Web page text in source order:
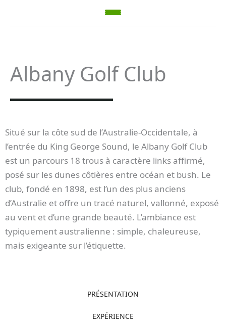
Albany Golf Club
Situé sur la côte sud de l’Australie-Occidentale, à
l’entrée du King George Sound, le Albany Golf Club
est un parcours 18 trous à caractère links affirmé,
posé sur les dunes côtières entre océan et bush. Le
club, fondé en 1898, est l’un des plus anciens
d’Australie et offre un tracé naturel, vallonné, exposé
au vent et d’une grande beauté. L’ambiance est
typiquement australienne : simple, chaleureuse,
mais exigeante sur l’étiquette.
PRÉSENTATION
EXPÉRIENCE